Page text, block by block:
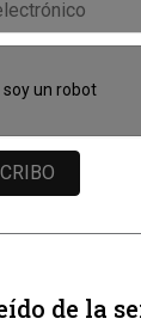
de la